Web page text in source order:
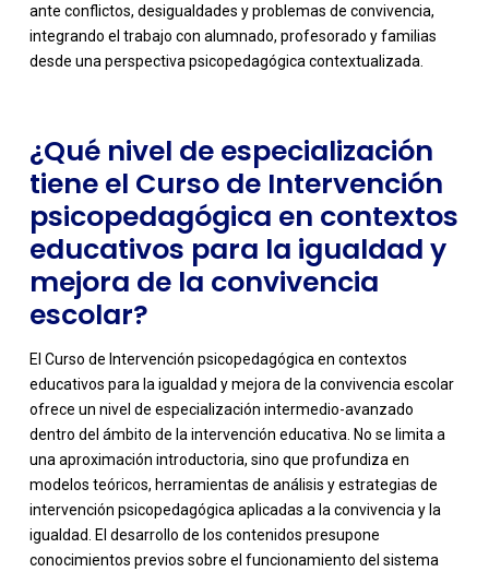
ante conflictos, desigualdades y problemas de convivencia,
integrando el trabajo con alumnado, profesorado y familias
desde una perspectiva psicopedagógica contextualizada.
¿Qué nivel de especialización
tiene el Curso de Intervención
psicopedagógica en contextos
educativos para la igualdad y
mejora de la convivencia
escolar?
El Curso de Intervención psicopedagógica en contextos
educativos para la igualdad y mejora de la convivencia escolar
ofrece un nivel de especialización intermedio-avanzado
dentro del ámbito de la intervención educativa. No se limita a
una aproximación introductoria, sino que profundiza en
modelos teóricos, herramientas de análisis y estrategias de
intervención psicopedagógica aplicadas a la convivencia y la
igualdad. El desarrollo de los contenidos presupone
conocimientos previos sobre el funcionamiento del sistema
-